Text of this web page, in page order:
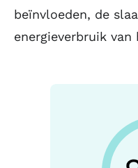
beïnvloeden, de
energieverbruik